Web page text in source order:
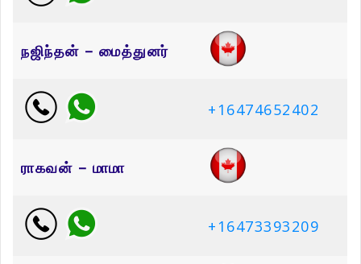
நஜிந்தன் – மைத்துனர்
+16474652402
ராகவன் – மாமா
+16473393209